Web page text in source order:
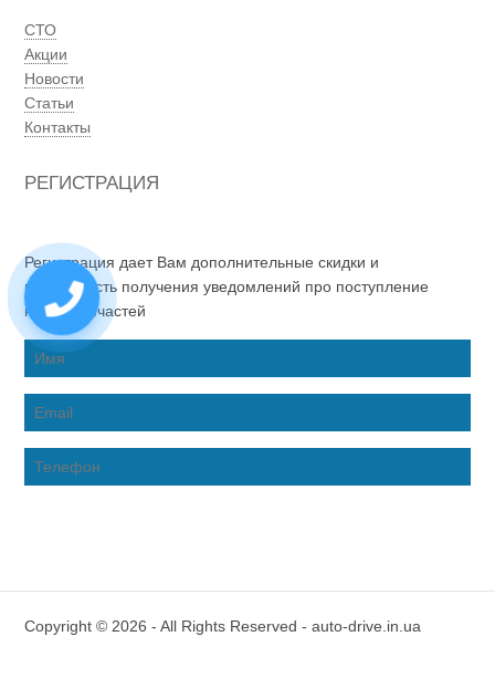
СТО
Акции
Новости
Статьи
Контакты
РЕГИСТРАЦИЯ
Регистрация дает Вам дополнительные скидки и
возможность получения уведомлений про поступление
новых запчастей
Copyright © 2026 - All Rights Reserved - auto-drive.in.ua